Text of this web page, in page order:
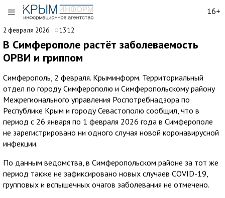
16+
2 февраля 2026 13:12
В Симферополе растёт заболеваемость
ОРВИ и гриппом
Симферополь, 2 февраля. Крыминформ. Территориальный
отдел по городу Симферополю и Симферопольскому району
Межрегионального управления Роспотребнадзора по
Республике Крым и городу Севастополю сообщил, что в
период с 26 января по 1 февраля 2026 года в Симферополе
не зарегистрировано ни одного случая новой коронавирусной
инфекции.
По данным ведомства, в Симферопольском районе за тот же
период также не зафиксировано новых случаев COVID-19,
групповых и вспышечных очагов заболевания не отмечено.